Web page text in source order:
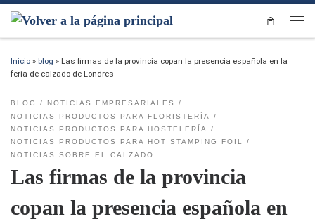
Saltar al contenido
Inicio » blog » Las firmas de la provincia copan la presencia española en la
feria de calzado de Londres
BLOG
NOTICIAS EMPRESARIALES
NOTICIAS PRODUCTOS PARA FLORISTERÍA
NOTICIAS PRODUCTOS PARA HOSTELERÍA
NOTICIAS PRODUCTOS PARA HOT STAMPING FOIL
NOTICIAS SOBRE EL CALZADO
Las firmas de la provincia
copan la presencia española en